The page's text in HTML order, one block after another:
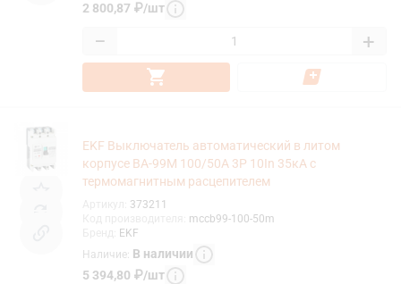
2 800,87 ₽/шт
− +
EKF Выключатель автоматический в литом
корпусе ВА-99М 100/50А 3P 10In 35кА с
термомагнитным расцепителем
373211
mccb99-100-50m
EKF
Наличие: В наличии
5 394,80 ₽/шт